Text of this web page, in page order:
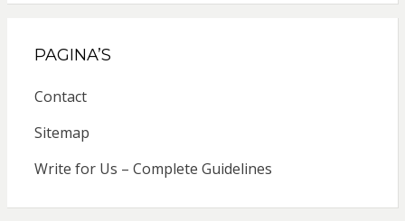
PAGINA’S
Contact
Sitemap
Write for Us – Complete Guidelines